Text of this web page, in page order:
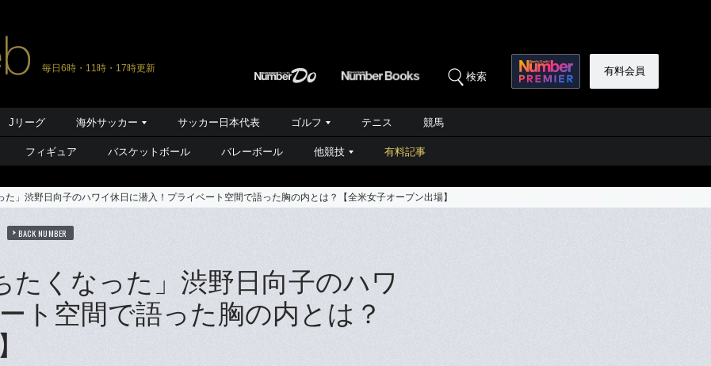
毎日6時・11時・17時更新
検索 有料会員
Jリーグ 海外サッカー サッカー日本代表 ゴルフ テニス 競馬
フィギュア バスケットボール バレーボール 他競技 有料記事
た」渋野日向子のハワイ休日に潜入！プライベート空間で語った胸の内とは？【全米女子オープン出場】
BACK NUMBER
たくなった」渋野日向子のハワ
ト空間で語った胸の内とは？